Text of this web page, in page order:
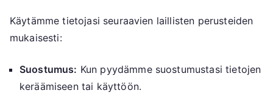
Käytämme tietojasi seuraavien laillisten perusteiden
mukaisesti:
Suostumus: Kun pyydämme suostumustasi tietojen
keräämiseen tai käyttöön.